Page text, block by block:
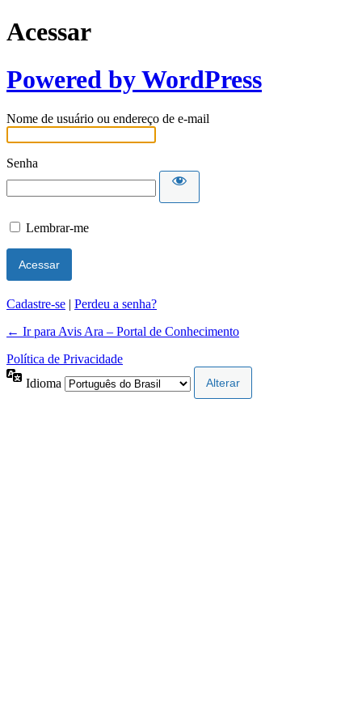
Acessar
Powered by WordPress
Nome de usuário ou endereço de e-mail
Senha
Lembrar-me
Cadastre-se | Perdeu a senha?
← Ir para Avis Ara – Portal de Conhecimento
Política de Privacidade
Idioma